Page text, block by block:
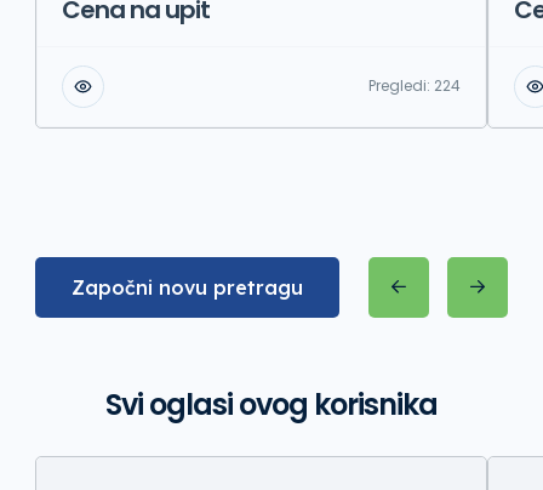
Cena na upit
Pregledi: 224
Započni novu pretragu
Svi oglasi ovog korisnika